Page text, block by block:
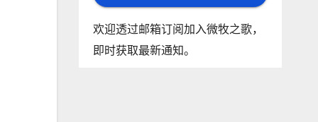
欢迎透过邮箱订阅加入微牧之歌，
即时获取最新通知。